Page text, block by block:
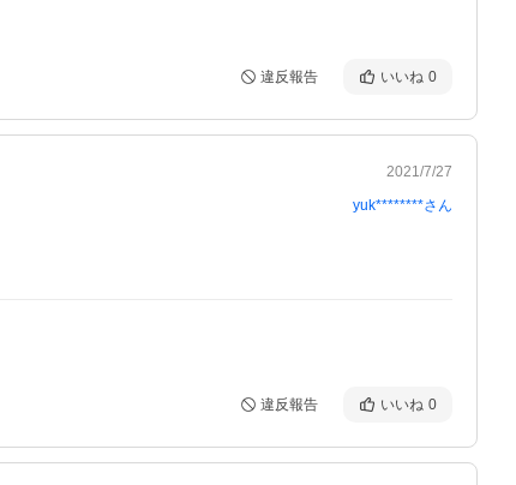
違反報告 いいね 0
2021/7/27
yuk********さん
違反報告 いいね 0